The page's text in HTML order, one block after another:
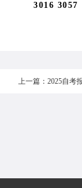
3016 3057